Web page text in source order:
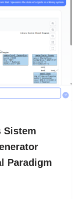
Sistem
Paradigm